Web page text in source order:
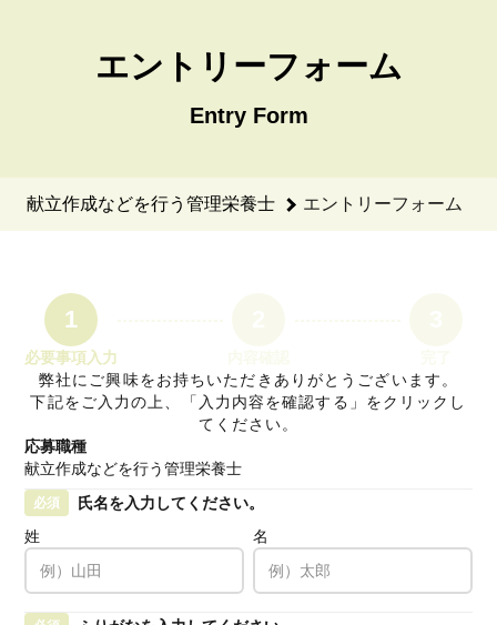
エントリーフォーム
Entry Form
献立作成などを行う管理栄養士 エントリーフォーム
1
必要事項入力
弊社にご興味をお持ちいただきありがとうございます。
下記をご入力の上、「入力内容を確認する」をクリックし
てください。
応募職種
献立作成などを行う管理栄養士
必須
氏名を入力してください。
姓
名